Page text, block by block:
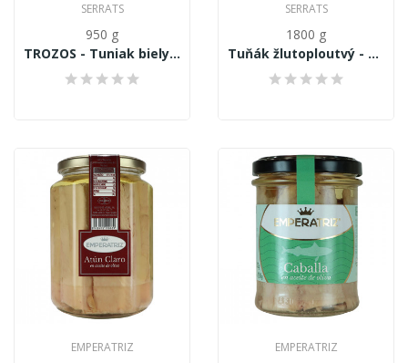
SERRATS
950 g
TROZOS - Tuniak biely (dlhoplutvý) Thunnus...
SERRATS
1800 g
Tuňák žlutoploutvý - Thunnus Albacares, velké...
EMPERATRIZ EMPERATRIZ